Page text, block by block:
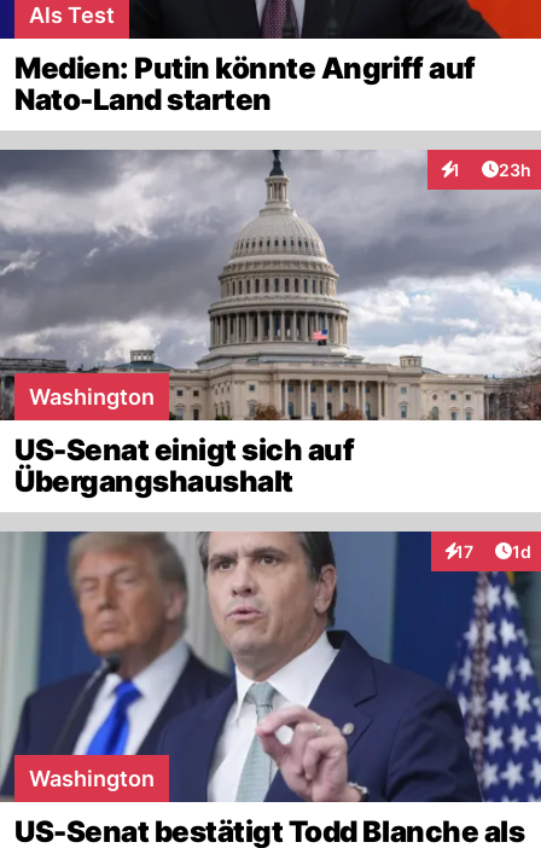
Als Test
Medien: Putin könnte Angriff auf
Nato-Land starten
1
Interaktionen
23h
Washington
US-Senat einigt sich auf
Übergangshaushalt
17 1d
Washington
US-Senat bestätigt Todd Blanche als